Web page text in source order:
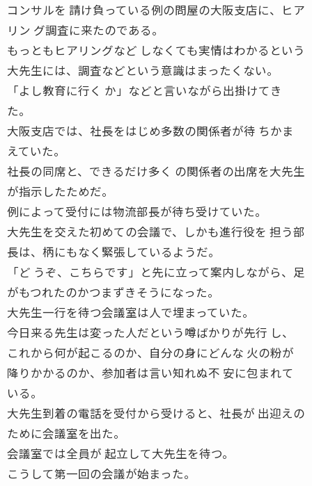
コンサルを 請け負っている例の問屋の大阪支店に、ヒア
リン グ調査に来たのである。
もっともヒアリングなど しなくても実情はわかるという
大先生には、調査などという意識はまったくない。
「よし教育に行く か」などと言いながら出掛けてき
た。
大阪支店では、社長をはじめ多数の関係者が待 ちかま
えていた。
社長の同席と、できるだけ多く の関係者の出席を大先生
が指示したためだ。
例によって受付には物流部長が待ち受けていた。
大先生を交えた初めての会議で、しかも進行役を 担う部
長は、柄にもなく緊張しているようだ。
「ど うぞ、こちらです」と先に立って案内しながら、足
がもつれたのかつまずきそうになった。
大先生一行を待つ会議室は人で埋まっていた。
今日来る先生は変った人だという噂ばかりが先行 し、
これから何が起こるのか、自分の身にどんな 火の粉が
降りかかるのか、参加者は言い知れぬ不 安に包まれて
いる。
大先生到着の電話を受付から受けると、社長が 出迎えの
ために会議室を出た。
会議室では全員が 起立して大先生を待つ。
こうして第一回の会議が始まった。